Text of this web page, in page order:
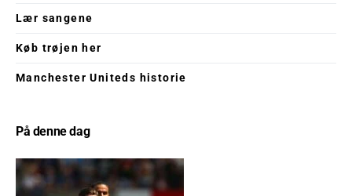
Lær sangene
Køb trøjen her
Manchester Uniteds historie
På denne dag